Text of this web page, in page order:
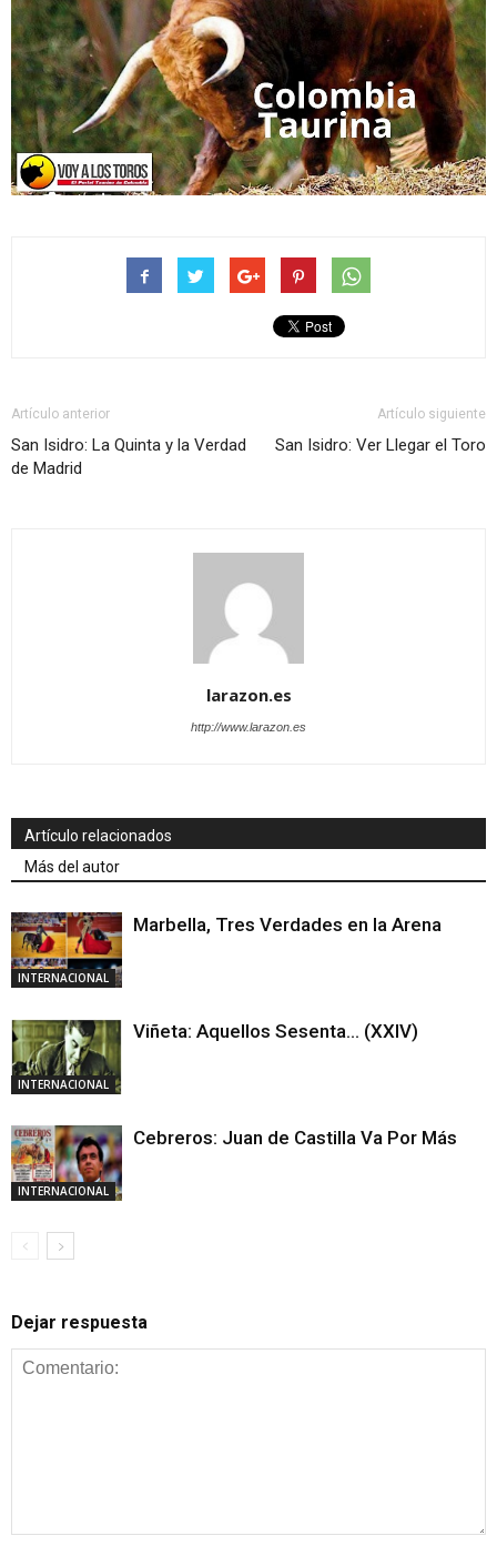
Artículo anterior
San Isidro: La Quinta y la Verdad
de Madrid
Artículo siguiente
San Isidro: Ver Llegar el Toro
larazon.es
http://www.larazon.es
Artículo relacionados
Más del autor
INTERNACIONAL
Marbella, Tres Verdades en la Arena
INTERNACIONAL
Viñeta: Aquellos Sesenta… (XXIV)
INTERNACIONAL
Cebreros: Juan de Castilla Va Por Más
Dejar respuesta